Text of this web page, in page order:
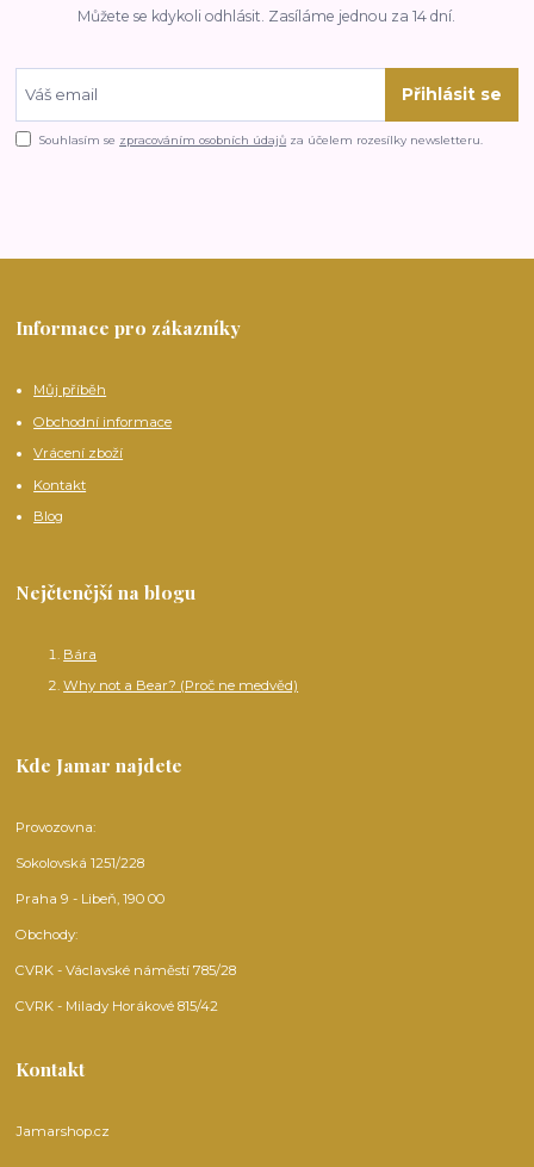
Můžete se kdykoli odhlásit. Zasíláme jednou za 14 dní.
Přihlásit se
Souhlasím se zpracováním osobních údajů za účelem rozesílky newsletteru.
Informace pro zákazníky
Můj příběh
Obchodní informace
Vrácení zboží
Kontakt
Blog
Nejčtenější na blogu
Bára
Why not a Bear? (Proč ne medvěd)
Kde Jamar najdete
Provozovna:
Sokolovská 1251/228
Praha 9 - Libeň, 190 00
Obchody:
CVRK - Václavské náměstí 785/28
CVRK - Milady Horákové 815/42
Kontakt
Jamarshop.cz